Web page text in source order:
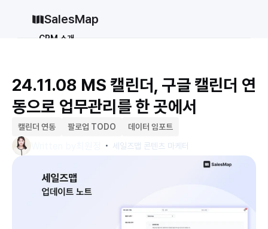
SalesMap
vs 세일즈포스 vs 허브스팟
vs 파이프드라이브 vs 먼데이닷컴
CRM 소개
솔루션
가격
24.11.08 MS 캘린더, 구글 캘린더 연
동으로 업무관리를 한 곳에서
캘린더 연동 팔로업 TODO 데이터 임포트
・ 세일즈맵 콘텐츠 마케터